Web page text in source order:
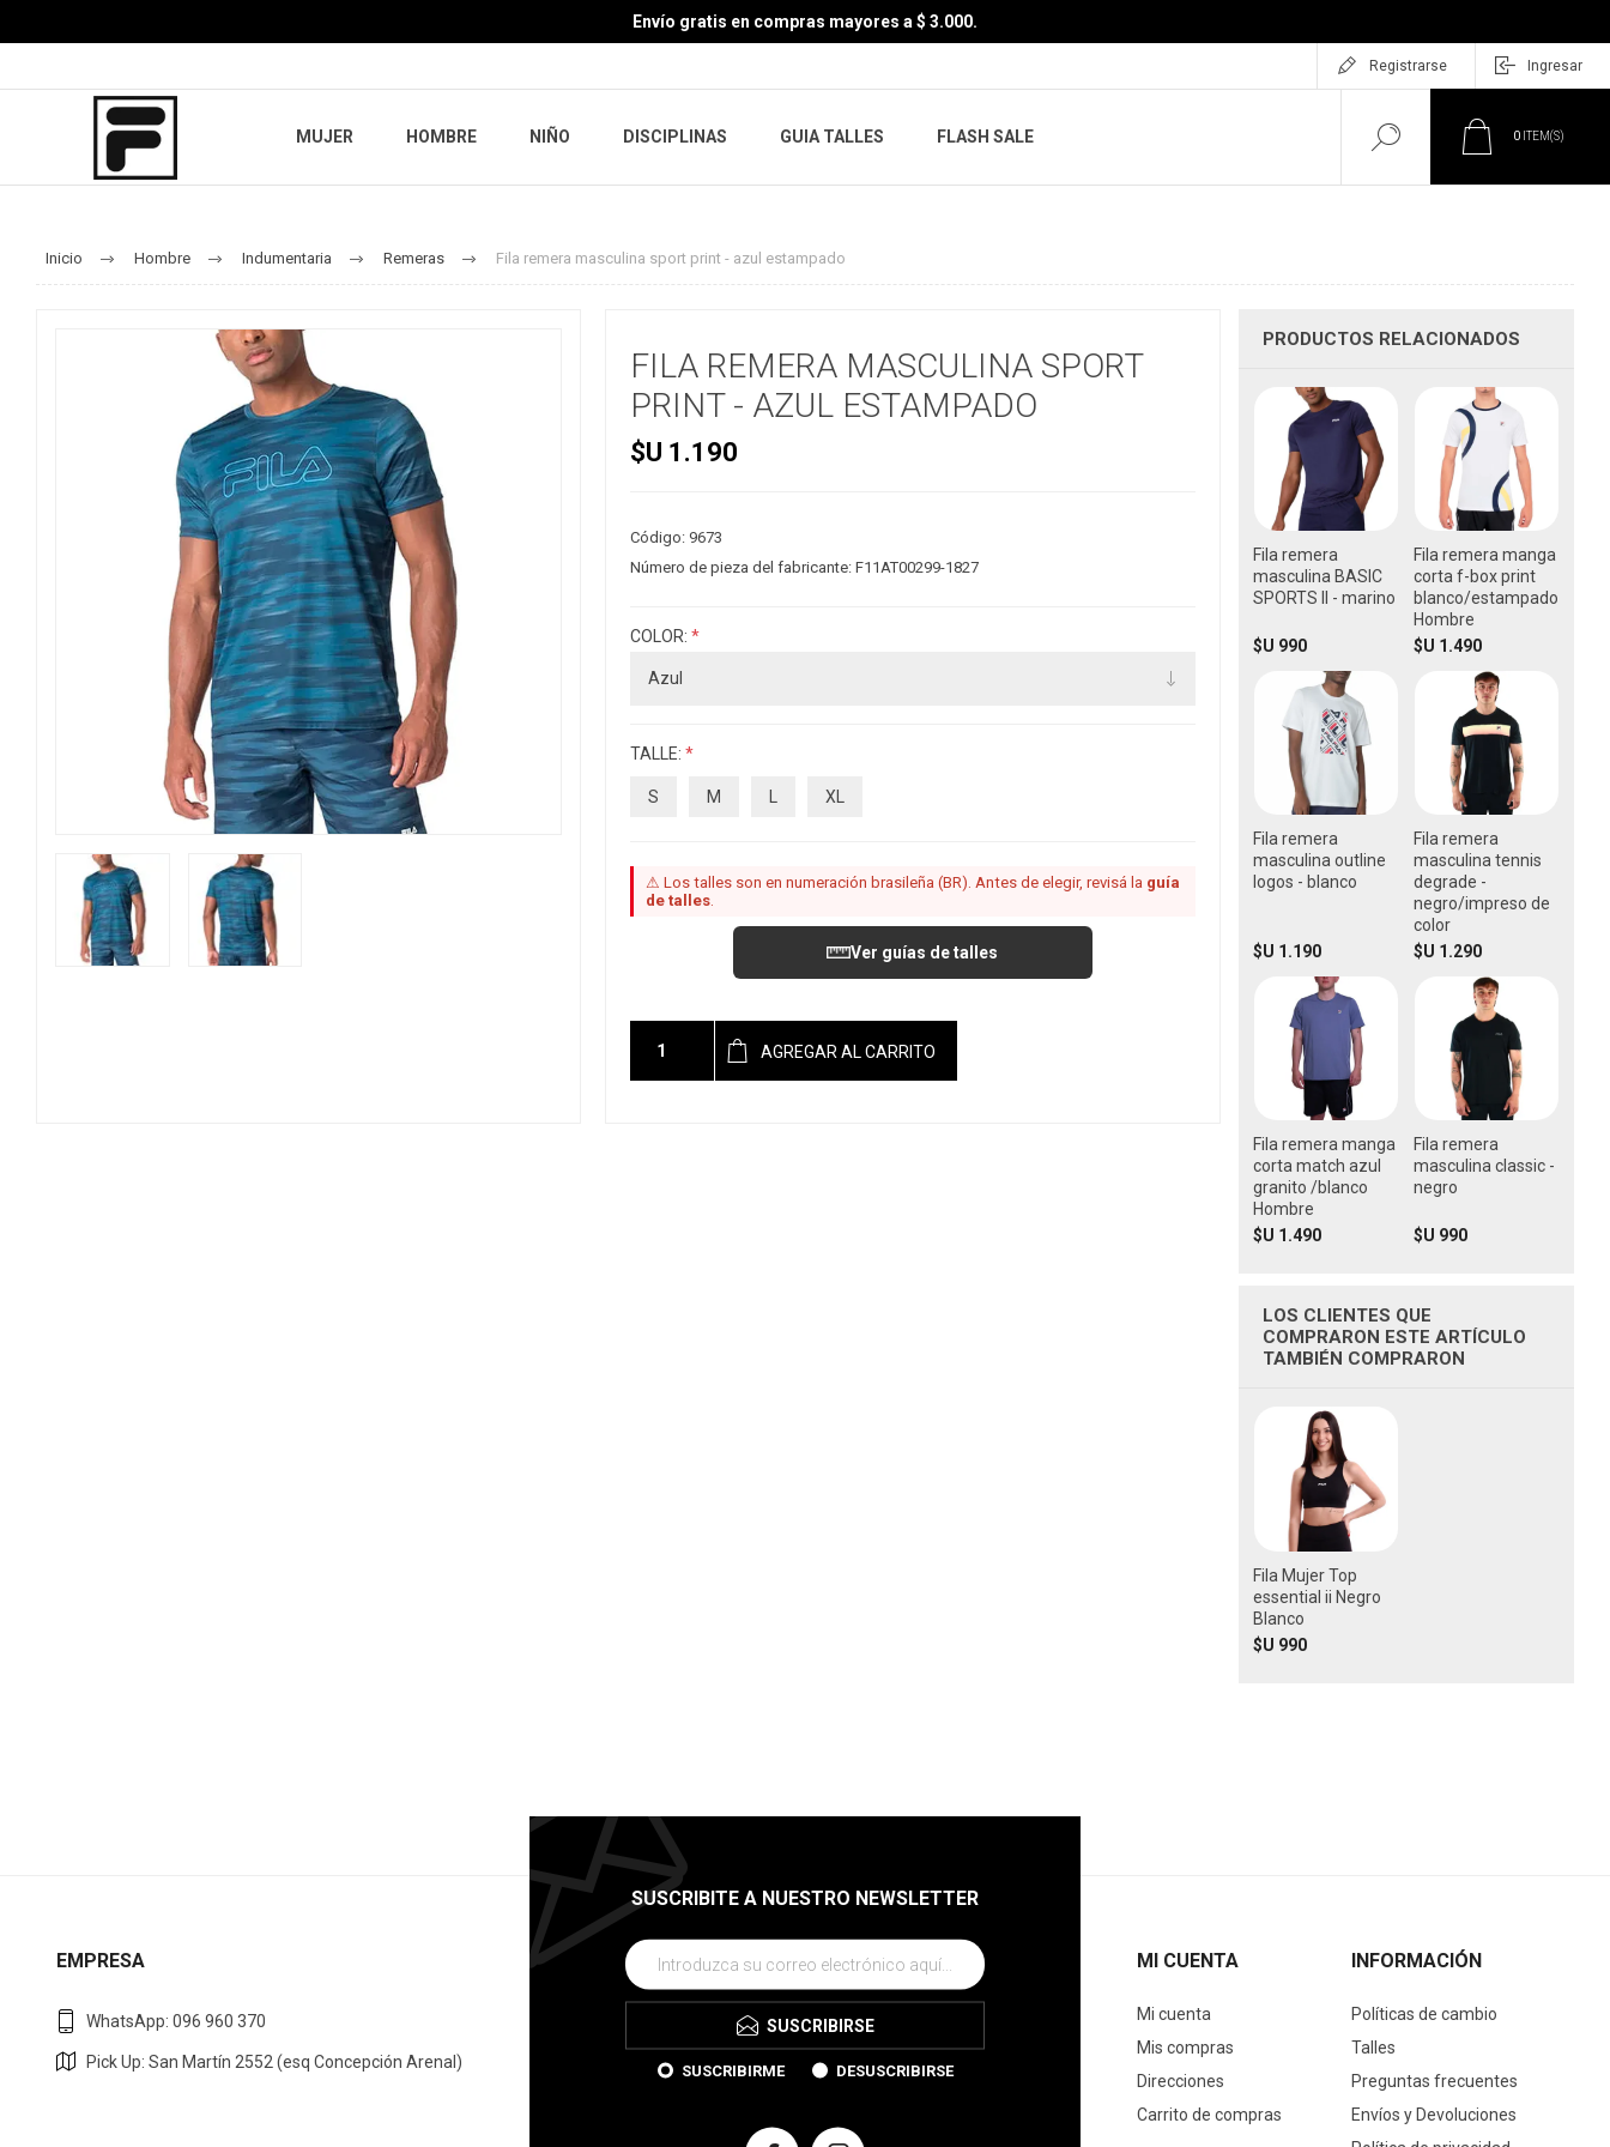
Envío gratis en compras mayores a $ 3.000.
Registrarse Ingresar
MUJER HOMBRE NIÑO DISCIPLINAS GUIA TALLES FLASH SALE 0 ITEM(S)
Inicio Hombre Indumentaria Remeras Fila remera masculina sport print - azul estampado
FILA REMERA MASCULINA SPORT
PRINT - AZUL ESTAMPADO
$U 1.190
Código: 9673
Número de pieza del fabricante: F11AT00299-1827
COLOR: *
TALLE: *
S M L XL
⚠ Los talles son en numeración brasileña (BR). Antes de elegir, revisá la guía
de talles.
Ver guías de talles
AGREGAR AL CARRITO
PRODUCTOS RELACIONADOS
Fila remera
masculina BASIC
SPORTS II - marino
$U 990
Fila remera manga
corta f-box print
blanco/estampado
Hombre
$U 1.490
Fila remera
masculina outline
logos - blanco
$U 1.190
Fila remera
masculina tennis
degrade -
negro/impreso de
color
$U 1.290
Fila remera manga
corta match azul
granito /blanco
Hombre
$U 1.490
Fila remera
masculina classic -
negro
$U 990
LOS CLIENTES QUE
COMPRARON ESTE ARTÍCULO
TAMBIÉN COMPRARON
Fila Mujer Top
essential ii Negro
Blanco
$U 990
SUSCRIBITE A NUESTRO NEWSLETTER
SUSCRIBIRSE
SUSCRIBIRME DESUSCRIBIRSE
EMPRESA
WhatsApp: 096 960 370
Pick Up: San Martín 2552 (esq Concepción Arenal)
MI CUENTA
Mi cuenta
Mis compras
Direcciones
Carrito de compras
INFORMACIÓN
Políticas de cambio
Talles
Preguntas frecuentes
Envíos y Devoluciones